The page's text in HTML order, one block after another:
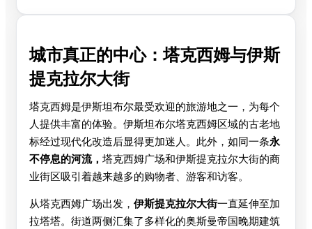
城市真正的中心：塔克西姆与伊斯
提克拉尔大街
塔克西姆是伊斯坦布尔最受欢迎的旅游地之一，为每个
人提供丰富的体验。伊斯坦布尔塔克西姆区域的古老地
标经过现代化改造后显得更加迷人。此外，如同一条永
不停息的河流， 塔克西姆广场和伊斯提克拉尔大街的商
业街区吸引着越来越多的购物者、游客和访客。
从塔克西姆广场出发， 伊斯提克拉尔大街一直延伸至加
拉塔塔。街道两侧汇集了多样化的奥斯曼帝国晚期建筑